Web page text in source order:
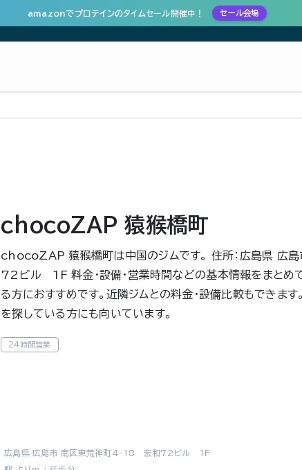
amazonでプロテインのタイムセール開催中！ セール会場
chocoZAP 猿猴橋町
chocoZAP 猿猴橋町は中国のジムです。 住所：広島県
72ビル 1F 料金・設備・営業時間などの基本情報をまとめ
る方におすすめです。近隣ジムとの料金・設備比較もできま
を探している方にも向いています。
24時間営業
広島県 広島市 南区東荒神町4-18 宏和72ビル 1F